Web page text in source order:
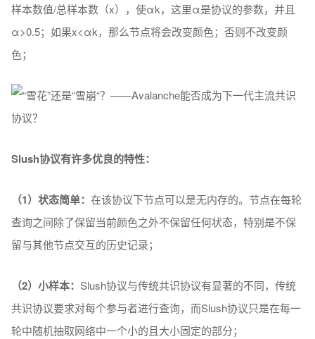
样本数值/总样本数（x），使αk，这里α是协议的参数，并且
α>0.5；如果x<αk，那么节点将会改变颜色；否则不改变颜
色；
Slush协议有许多优良的特性：
（1）状态简单：在该协议下节点可以是无内存的。节点在每轮
查询之间除了保留当前颜色之外不保留任何状态，特别是不保
留与其他节点交互的历史记录；
（2）小样本：Slush协议与传统共识协议有显著的不同，传统
共识协议要求对每个参与者进行查询，而Slush协议只是在每一
轮中随机抽取网络中一个小的且大小固定的部分；